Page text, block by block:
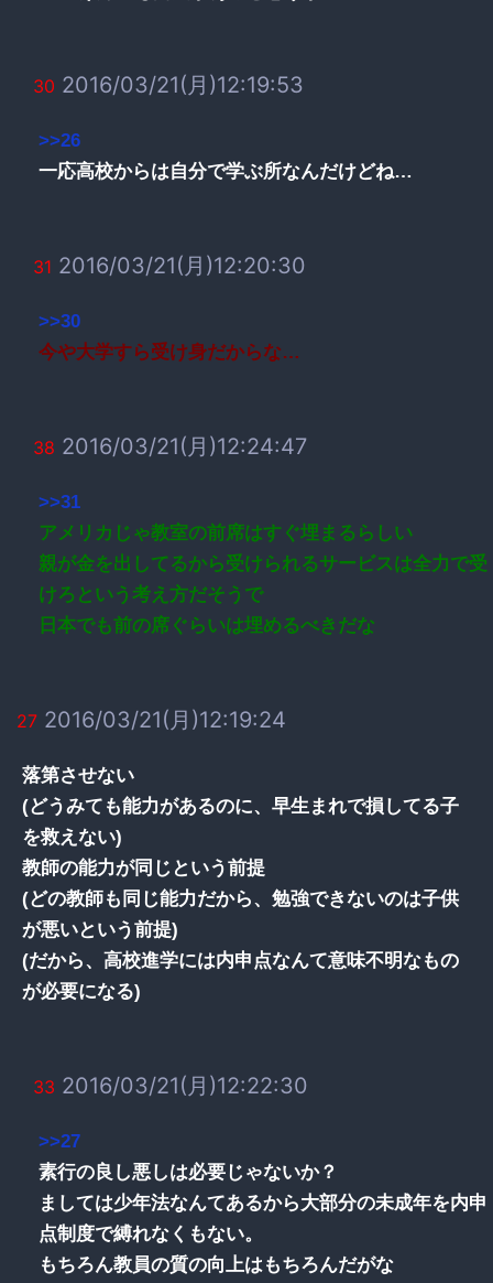
30 2016/03/21(月)12:19:53
>>26
一応高校からは自分で学ぶ所なんだけどね…
31 2016/03/21(月)12:20:30
>>30
今や大学すら受け身だからな…
38 2016/03/21(月)12:24:47
>>31
アメリカじゃ教室の前席はすぐ埋まるらしい
親が金を出してるから受けられるサービスは全力で受
けろという考え方だそうで
日本でも前の席ぐらいは埋めるべきだな
27 2016/03/21(月)12:19:24
落第させない
(どうみても能力があるのに、早生まれで損してる子
を救えない)
教師の能力が同じという前提
(どの教師も同じ能力だから、勉強できないのは子供
が悪いという前提)
(だから、高校進学には内申点なんて意味不明なもの
が必要になる)
33 2016/03/21(月)12:22:30
>>27
素行の良し悪しは必要じゃないか？
ましては少年法なんてあるから大部分の未成年を内申
点制度で縛れなくもない。
もちろん教員の質の向上はもちろんだがな